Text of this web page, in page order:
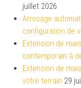
juillet 2026
Arrosage
configuration de
Extension de
contemporain à
Extension de
votre terrain 29